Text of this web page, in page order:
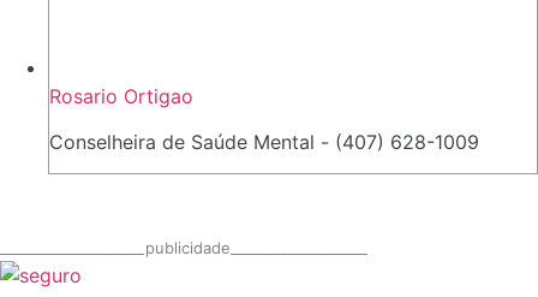
Rosario Ortigao
Conselheira de Saúde Mental - (407) 628-1009
____________________publicidade___________________